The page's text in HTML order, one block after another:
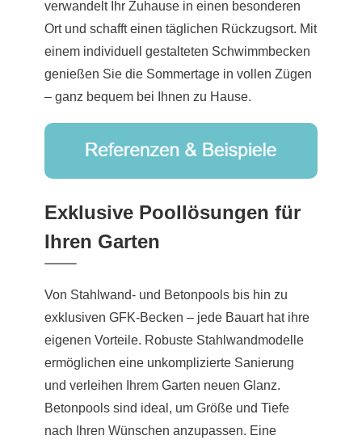
verwandelt Ihr Zuhause in einen besonderen
Ort und schafft einen täglichen Rückzugsort. Mit
einem individuell gestalteten Schwimmbecken
genießen Sie die Sommertage in vollen Zügen
– ganz bequem bei Ihnen zu Hause.
Exklusive Poollösungen für
Ihren Garten
Von Stahlwand- und Betonpools bis hin zu
exklusiven GFK-Becken – jede Bauart hat ihre
eigenen Vorteile. Robuste Stahlwandmodelle
ermöglichen eine unkomplizierte Sanierung
und verleihen Ihrem Garten neuen Glanz.
Betonpools sind ideal, um Größe und Tiefe
nach Ihren Wünschen anzupassen. Eine